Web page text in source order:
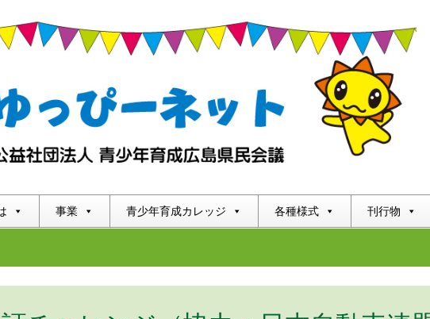
事業 青少年育成カレッジ 各種様式 刊行物